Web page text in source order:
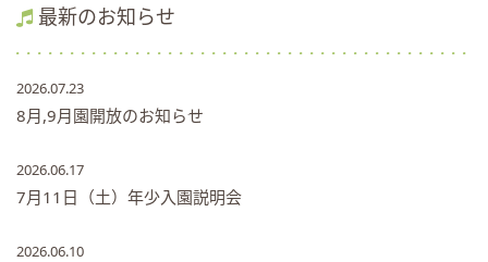
最新のお知らせ
2026.07.23
8月,9月園開放のお知らせ
2026.06.17
7月11日（土）年少入園説明会
2026.06.10